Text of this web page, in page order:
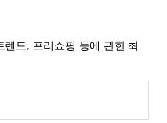
드, 프리쇼핑 등에 관한 최